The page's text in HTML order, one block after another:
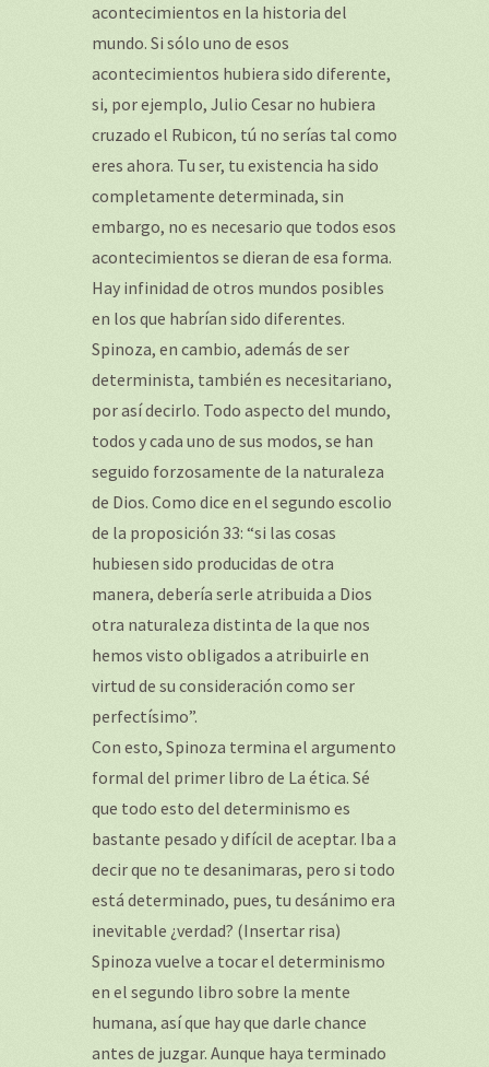
acontecimientos en la historia del
mundo. Si sólo uno de esos
acontecimientos hubiera sido diferente,
si, por ejemplo, Julio Cesar no hubiera
cruzado el Rubicon, tú no serías tal como
eres ahora. Tu ser, tu existencia ha sido
completamente determinada, sin
embargo, no es necesario que todos esos
acontecimientos se dieran de esa forma.
Hay infinidad de otros mundos posibles
en los que habrían sido diferentes.
Spinoza, en cambio, además de ser
determinista, también es necesitariano,
por así decirlo. Todo aspecto del mundo,
todos y cada uno de sus modos, se han
seguido forzosamente de la naturaleza
de Dios. Como dice en el segundo escolio
de la proposición 33: “si las cosas
hubiesen sido producidas de otra
manera, debería serle atribuida a Dios
otra naturaleza distinta de la que nos
hemos visto obligados a atribuirle en
virtud de su consideración como ser
perfectísimo”.
Con esto, Spinoza termina el argumento
formal del primer libro de La ética. Sé
que todo esto del determinismo es
bastante pesado y difícil de aceptar. Iba a
decir que no te desanimaras, pero si todo
está determinado, pues, tu desánimo era
inevitable ¿verdad? (Insertar risa)
Spinoza vuelve a tocar el determinismo
en el segundo libro sobre la mente
humana, así que hay que darle chance
antes de juzgar. Aunque haya terminado